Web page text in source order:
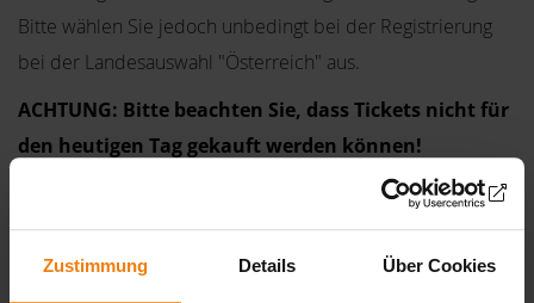
Zustimmung Details Über Cookies
Bitte wählen Sie jedoch unbedingt bei der Registrierung
bei der Landesauswahl "Österreich" aus.
ACHTUNG: Bitte beachten Sie, dass Tickets nicht für
den heutigen Tag gekauft werden können!
>FAQ - Häufig gestellte Fragen